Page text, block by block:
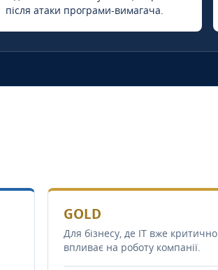
після атаки програми-вимагача.
GOLD
Для бізнесу, де IT вже критично
впливає на роботу компанії.